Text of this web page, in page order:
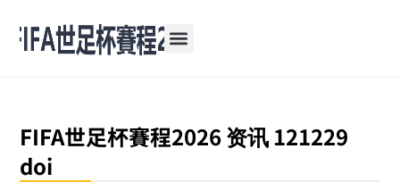
FIFA世足杯賽程2026 资讯 121229
doi